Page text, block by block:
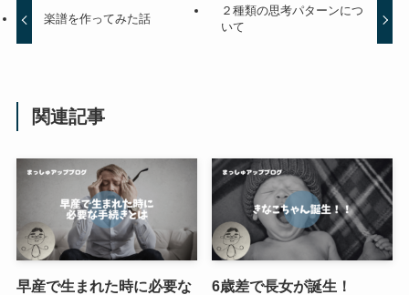
楽譜を作ってみた話
２種類の思考パターンにつ
いて
関連記事
早産で生まれた時に必要な
6歳差で長女が誕生！